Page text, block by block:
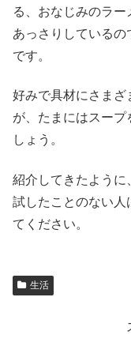
る、おなじみのラ
あっさりしている
です。
好みで具材にさまざ
が、たまにはスー
しょう。
紹介してきたように
試したことのない人
てください。
生活